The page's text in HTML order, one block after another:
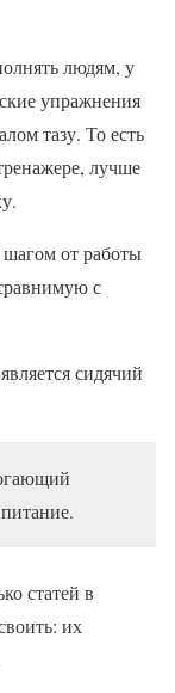
людям, у
упражнения
тазу. То есть
лучше
от работы
с
сидячий
статей в
их